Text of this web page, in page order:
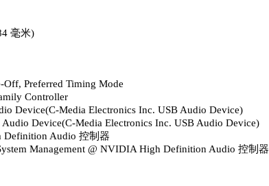
毫米)
Off, Preferred Timing Mode
Controller
Device(C-Media Electronics Inc. USB Audio Device)
Device(C-Media Electronics Inc. USB Audio Device)
Definition Audio 控制器
Management @ NVIDIA High Definition Audio 控制器